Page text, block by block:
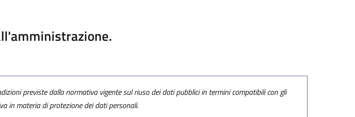
previste dalla normativa vigente sul riuso dei dati pubblici in termini compatibili con gli
in materia di protezione dei dati personali.